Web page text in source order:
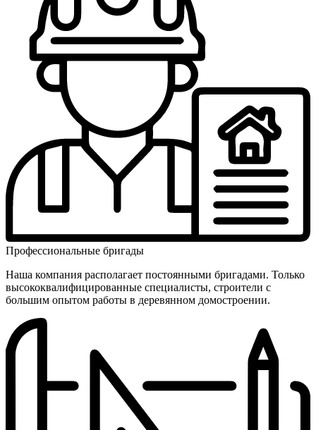
Профес­сиональ­ные бригады
Наша компания располагает постоянными бригадами. Только
высоко­квалифици­рованные специалисты, строители с
большим опытом работы в деревянном домостроении.